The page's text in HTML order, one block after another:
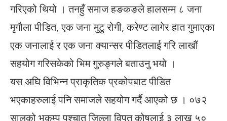
गरिएको थियो । तनहुँ समाज हङकङले हालसम्म ८ जना
मृगौला पीडित, एक जना मुटु रोगी, करेण्ट लागेर हात गुमाएका
एक जनालाई र एक जना क्यान्सर पीडितलाई गरि लाखौं
सहयोग गरिसकेको भिम गुरुङ्गले बताउनु भयो ।
यस अघि विभिन्न प्राकृतिक प्रकोपबाट पीडित
भएकाहरुलाई पनि समाजले सहयोग गर्दै आएको छ । ०७२
सालको भुकम्प पश्चात जिल्ला विपत् कोषलाई ३ लाख ५०